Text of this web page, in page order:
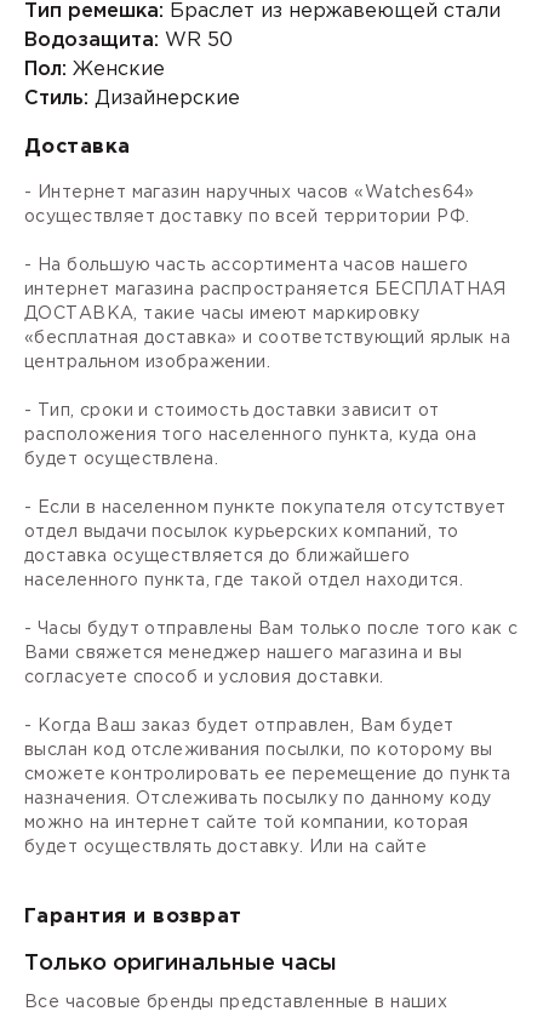
Тип ремешка: Браслет из нержавеющей стали
Водозащита: WR 50
Пол: Женские
Стиль: Дизайнерские
Доставка
- Интернет магазин наручных часов «Watches64»
осуществляет доставку по всей территории РФ.
- На большую часть ассортимента часов нашего
интернет магазина распространяется БЕСПЛАТНАЯ
ДОСТАВКА, такие часы имеют маркировку
«бесплатная доставка» и соответствующий ярлык на
центральном изображении.
- Тип, сроки и стоимость доставки зависит от
расположения того населенного пункта, куда она
будет осуществлена.
- Если в населенном пункте покупателя отсутствует
отдел выдачи посылок курьерских компаний, то
доставка осуществляется до ближайшего
населенного пункта, где такой отдел находится.
- Часы будут отправлены Вам только после того как с
Вами свяжется менеджер нашего магазина и вы
согласуете способ и условия доставки.
- Когда Ваш заказ будет отправлен, Вам будет
выслан код отслеживания посылки, по которому вы
сможете контролировать ее перемещение до пункта
назначения. Отслеживать посылку по данному коду
можно на интернет сайте той компании, которая
будет осуществлять доставку. Или на сайте
Гарантия и возврат
Только оригинальные часы
Все часовые бренды представленные в наших